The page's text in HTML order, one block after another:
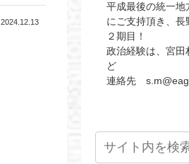
2024.12.13
平成最後の統一地
にご支持頂き、
２期目！
政治経験は、宮田
ど
連絡先